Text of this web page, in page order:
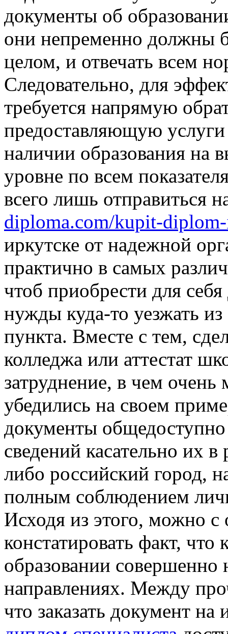
документы об
они непременно должны
целом, и отвечать всем
Следовательно, для
требуется напрямую
предоставляющую
наличии образования на
уровне по всем
всего лишь отправиться
diploma.com/kupit-
иркутске от надежной
практично в самых
чтоб приобрести для
нужды куда-то уезжать из
пункта. Вместе с тем,
колледжа или аттестат
затруднение, в чем
убедились на своем
документы
сведений касательно их в
либо российский город,
полным соблюдением
Исходя из этого, можно с
констатировать факт,
образовании совершенно
направлениях. Между
что заказать документ